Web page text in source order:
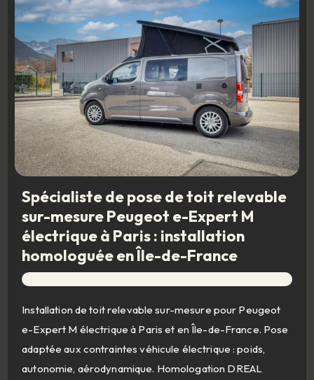
Spécialiste de pose de toit relevable
sur-mesure Peugeot e-Expert M
électrique à Paris : installation
homologuée en Île-de-France
Installation de toit relevable sur-mesure pour Peugeot
e-Expert M électrique à Paris et en Île-de-France. Pose
adaptée aux contraintes véhicule électrique : poids,
autonomie, aérodynamique. Homologation DREAL